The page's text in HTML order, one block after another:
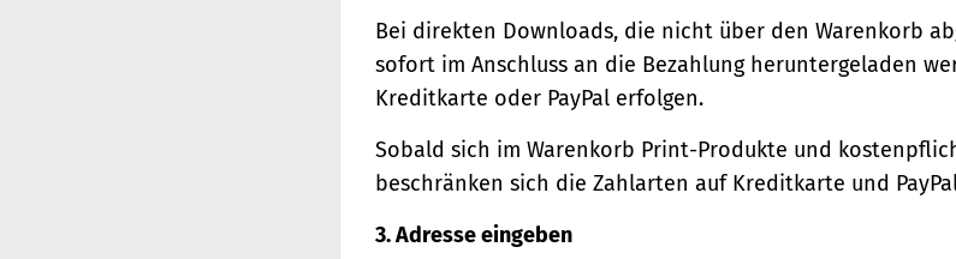
Bei direkten Downloads, die nicht über den Warenkorb
sofort im Anschluss an die Bezahlung heruntergeladen
Kreditkarte oder PayPal erfolgen.
Sobald sich im Warenkorb Print-Produkte und
beschränken sich die Zahlarten auf Kreditkarte und
3. Adresse eingeben